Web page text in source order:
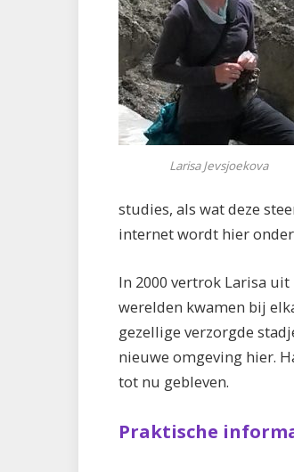
Larisa Jevsjoekova
studies, als wat deze
internet wordt hier
In 2000 vertrok Larisa
werelden kwamen bij
gezellige verzorgde
nieuwe omgeving hier.
tot nu gebleven.
Praktische